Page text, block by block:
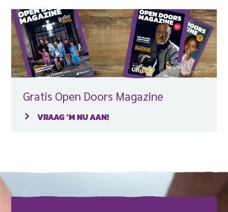
Gratis Open Doors Magazine
VRAAG ‘M NU AAN!